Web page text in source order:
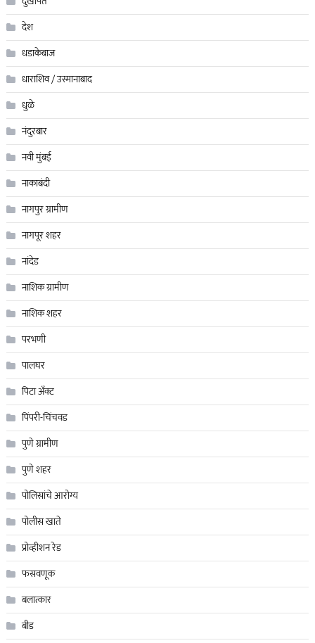
देश
धडाकेबाज
धाराशिव / उस्मानाबाद
धुळे
नंदुरबार
नवी मुंबई
नाकाबंदी
नागपुर ग्रामीण
नागपूर शहर
नांदेड
नाशिक ग्रामीण
नाशिक शहर
परभणी
पालघर
पिटा अँक्ट
पिंपरी-चिंचवड
पुणे ग्रामीण
पुणे शहर
पोलिसांचे आरोग्य
पोलीस खाते
प्रोव्हीशन रेड
फसवणूक
बलात्कार
बीड